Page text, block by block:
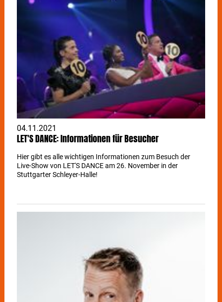
04.11.2021
LET'S DANCE: Informationen für Besucher
Hier gibt es alle wichtigen Informationen zum Besuch der
Live-Show von LET'S DANCE am 26. November in der
Stuttgarter Schleyer-Halle!